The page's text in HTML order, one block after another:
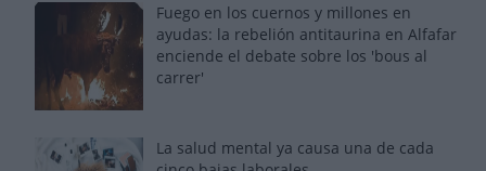
Fuego en los cuernos y millones en
ayudas: la rebelión antitaurina en Alfafar
enciende el debate sobre los 'bous al
carrer'
La salud mental ya causa una de cada